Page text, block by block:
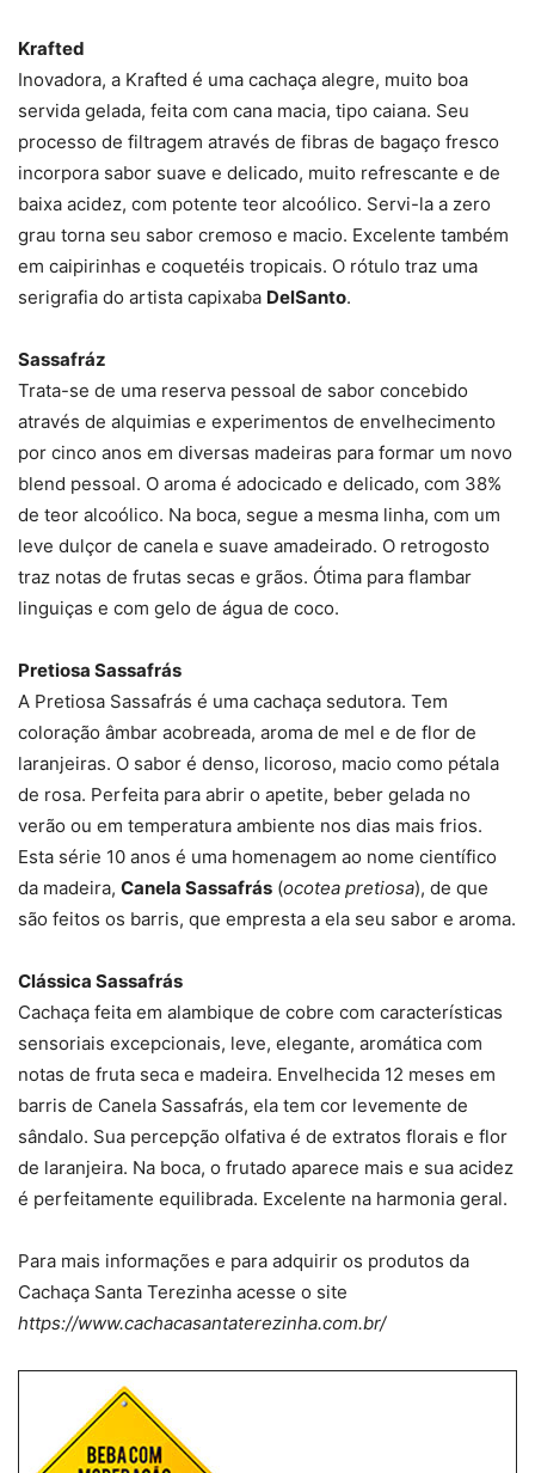
Krafted
Inovadora, a Krafted é uma cachaça alegre, muito boa
servida gelada, feita com cana macia, tipo caiana. Seu
processo de filtragem através de fibras de bagaço fresco
incorpora sabor suave e delicado, muito refrescante e de
baixa acidez, com potente teor alcoólico. Servi-la a zero
grau torna seu sabor cremoso e macio. Excelente também
em caipirinhas e coquetéis tropicais. O rótulo traz uma
serigrafia do artista capixaba DelSanto.
Sassafráz
Trata-se de uma reserva pessoal de sabor concebido
através de alquimias e experimentos de envelhecimento
por cinco anos em diversas madeiras para formar um novo
blend pessoal. O aroma é adocicado e delicado, com 38%
de teor alcoólico. Na boca, segue a mesma linha, com um
leve dulçor de canela e suave amadeirado. O retrogosto
traz notas de frutas secas e grãos. Ótima para flambar
linguiças e com gelo de água de coco.
Pretiosa Sassafrás
A Pretiosa Sassafrás é uma cachaça sedutora. Tem
coloração âmbar acobreada, aroma de mel e de flor de
laranjeiras. O sabor é denso, licoroso, macio como pétala
de rosa. Perfeita para abrir o apetite, beber gelada no
verão ou em temperatura ambiente nos dias mais frios.
Esta série 10 anos é uma homenagem ao nome científico
da madeira, Canela Sassafrás (ocotea pretiosa), de que
são feitos os barris, que empresta a ela seu sabor e aroma.
Clássica Sassafrás
Cachaça feita em alambique de cobre com características
sensoriais excepcionais, leve, elegante, aromática com
notas de fruta seca e madeira. Envelhecida 12 meses em
barris de Canela Sassafrás, ela tem cor levemente de
sândalo. Sua percepção olfativa é de extratos florais e flor
de laranjeira. Na boca, o frutado aparece mais e sua acidez
é perfeitamente equilibrada. Excelente na harmonia geral.
Para mais informações e para adquirir os produtos da
Cachaça Santa Terezinha acesse o site
https://www.cachacasantaterezinha.com.br/